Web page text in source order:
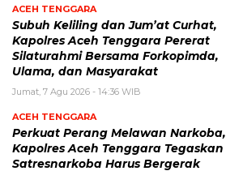
ACEH TENGGARA
Subuh Keliling dan Jum’at Curhat,
Kapolres Aceh Tenggara Pererat
Silaturahmi Bersama Forkopimda,
Ulama, dan Masyarakat
Jumat, 7 Agu 2026 - 14:36 WIB
ACEH TENGGARA
Perkuat Perang Melawan Narkoba,
Kapolres Aceh Tenggara Tegaskan
Satresnarkoba Harus Bergerak